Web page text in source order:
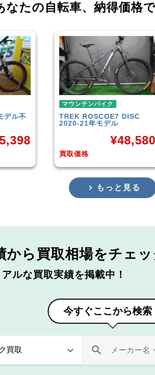
なたの自転車、 納得価格
マウンテンバイク
Rocky Mountain Element
Carbon30 2022年モデル
買取価格
¥
もっと見る
から 買取相場をチェ
ルな買取実績を掲載中！
今すぐここから検索